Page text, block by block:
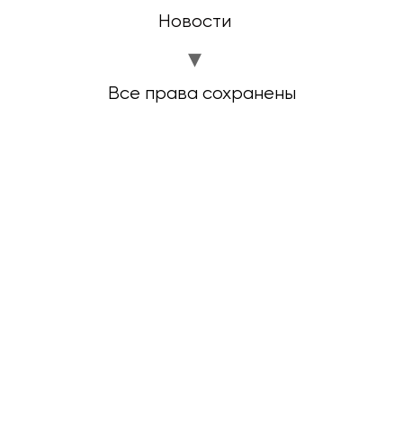
Новости
Все права сохранены